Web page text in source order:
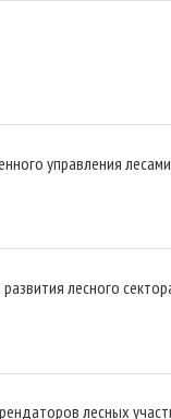
управления лесами
лесного
лесных